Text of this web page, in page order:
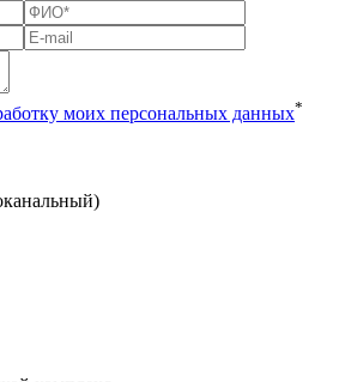
моих персональных данных*